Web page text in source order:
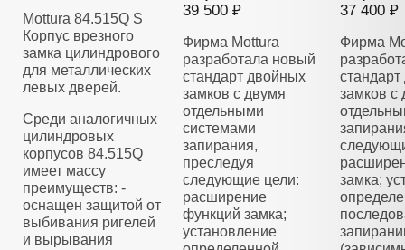
Mottura 84.515Q S
Корпус врезного
замка цилиндрового
для металлических
левых дверей.
Среди аналогичных
цилиндровых
корпусов 84.515Q
имеет массу
преимуществ: -
оснащен защитой от
выбивания ригелей
и вырывания
39 500 ₽
Фирма Mottura
разработала новый
стандарт двойных
замков с двумя
отдельными
системами
запирания,
преследуя
следующие цели:
расширение
функций замка;
установление
37 400 ₽
Фирма
замков с
замка;